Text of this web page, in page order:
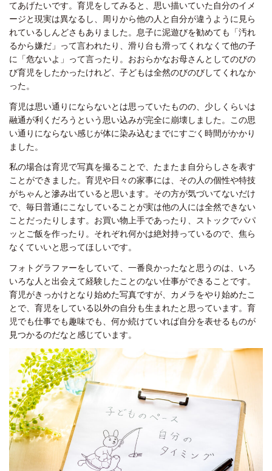
てあげたいです。育児をしてみると、思い描いていた自分のイメ
ージと現実は異なるし、周りから他の人と自分が違うように見ら
れているしんどさもありました。息子に泥遊びを勧めても「汚れ
るから嫌だ」って言われたり、滑り台も滑ってくれなくて他の子
に「危ないよ」って言ったり。おおらかなお母さんとしてのびの
び育児をしたかったけれど、子どもは全然のびのびしてくれなか
った。
育児は思い通りにならないとは思っていたものの、少しくらいは
融通が利くだろうという思い込みが完全に崩壊しました。この思
い通りにならない感じが体に染み込むまでにすごく時間がかかり
ました。
私の場合は育児で写真を撮ることで、たまたま自分らしさを表す
ことができました。育児や日々の家事には、その人の個性や特技
がちゃんと滲み出ていると思います。その方が気づいてないだけ
で、毎日普通にこなしていることが実は他の人には全然できない
ことだったりします。お買い物上手であったり、ストックでパパ
ッとご飯を作ったり。それぞれ何かは絶対持っているので、焦ら
なくていいと思ってほしいです。
フォトグラファーをしていて、一番良かったなと思うのは、いろ
いろな人と出会えて経験したことのない仕事ができることです。
育児がきっかけとなり始めた写真ですが、カメラをやり始めたこ
とで、育児をしている以外の自分も生まれたと思っています。育
児でも仕事でも趣味でも、何か続けていれば自分を表せるものが
見つかるのだなと感じています。